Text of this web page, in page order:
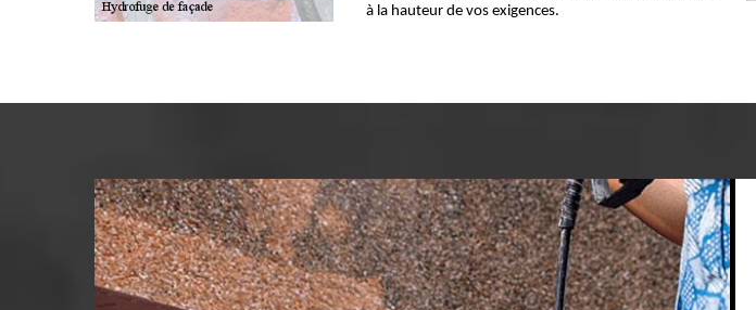
à la hauteur de vos exigences.